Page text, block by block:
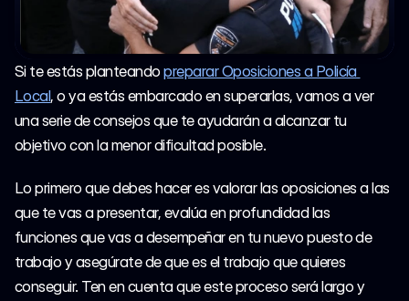
Si te estás planteando preparar Oposiciones a Policía
Local, o ya estás embarcado en superarlas, vamos a ver
una serie de consejos que te ayudarán a alcanzar tu
objetivo con la menor dificultad posible.
Lo primero que debes hacer es valorar las oposiciones a las
que te vas a presentar, evalúa en profundidad las
funciones que vas a desempeñar en tu nuevo puesto de
trabajo y asegúrate de que es el trabajo que quieres
conseguir. Ten en cuenta que este proceso será largo y
Web Trader
Select Language
Spanish
Inscripción